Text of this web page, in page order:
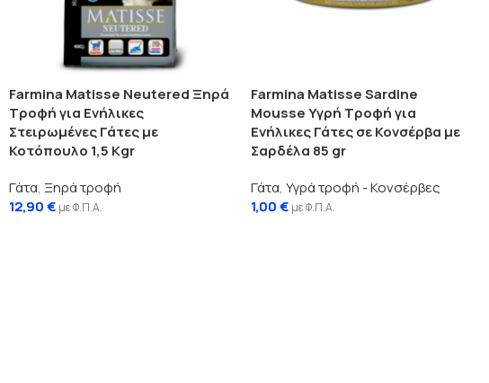
Farmina Matisse Neutered Ξηρά
Τροφή για Ενήλικες
Στειρωμένες Γάτες με
Κοτόπουλο 1,5 Kgr
Γάτα, Ξηρά τροφή
12,90€ με Φ.Π.Α.
Farmina Matisse Sardine
Mousse Υγρή Τροφή για
Ενήλικες Γάτες σε Κονσέρβα με
Σαρδέλα 85 gr
Γάτα, Υγρά τροφή - Κονσέρβες
1,00€ με Φ.Π.Α.